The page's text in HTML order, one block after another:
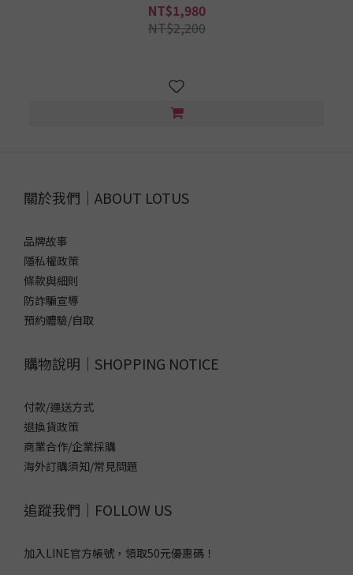
NT$1,980
NT$2,200
關於我們｜ABOUT LOTUS
品牌故事
隱私權政策
條款與細則
防詐騙宣導
預約體驗/自取
購物說明｜SHOPPING NOTICE
付款/運送方式
退換貨政策
商業合作/企業採購
海外訂購須知/常見問題
追蹤我們｜FOLLOW US
加入LINE官方帳號，領取50元優惠碼！